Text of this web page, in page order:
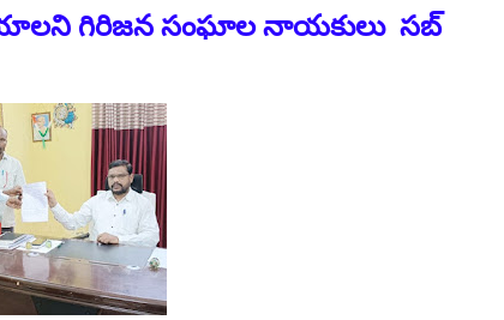
గిరిజన సంఘాల నాయకులు సబ్